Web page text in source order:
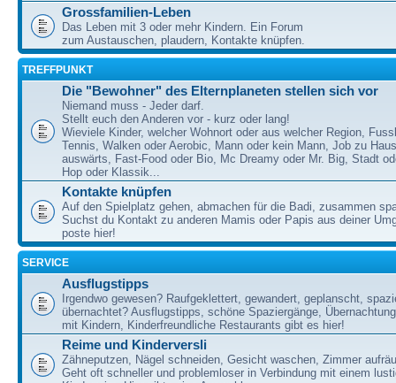
Grossfamilien-Leben
Das Leben mit 3 oder mehr Kindern. Ein Forum
zum Austauschen, plaudern, Kontakte knüpfen.
TREFFPUNKT
Die "Bewohner" des Elternplaneten stellen sich vor
Niemand muss - Jeder darf.
Stellt euch den Anderen vor - kurz oder lang!
Wieviele Kinder, welcher Wohnort oder aus welcher Region,
Tennis, Walken oder Aerobic, Mann oder kein Mann, Job zu
auswärts, Fast-Food oder Bio, Mc Dreamy oder Mr. Big, Stadt
Hop oder Klassik...
Kontakte knüpfen
Auf den Spielplatz gehen, abmachen für die Badi, zusammen
Suchst du Kontakt zu anderen Mamis oder Papis aus deiner
poste hier!
SERVICE
Ausflugstipps
Irgendwo gewesen? Raufgeklettert, gewandert, geplanscht,
übernachtet? Ausflugstipps, schöne Spaziergänge,
mit Kindern, Kinderfreundliche Restaurants gibt es hier!
Reime und Kinderversli
Zähneputzen, Nägel schneiden, Gesicht waschen, Zimmer
Geht oft schneller und problemloser in Verbindung mit einem